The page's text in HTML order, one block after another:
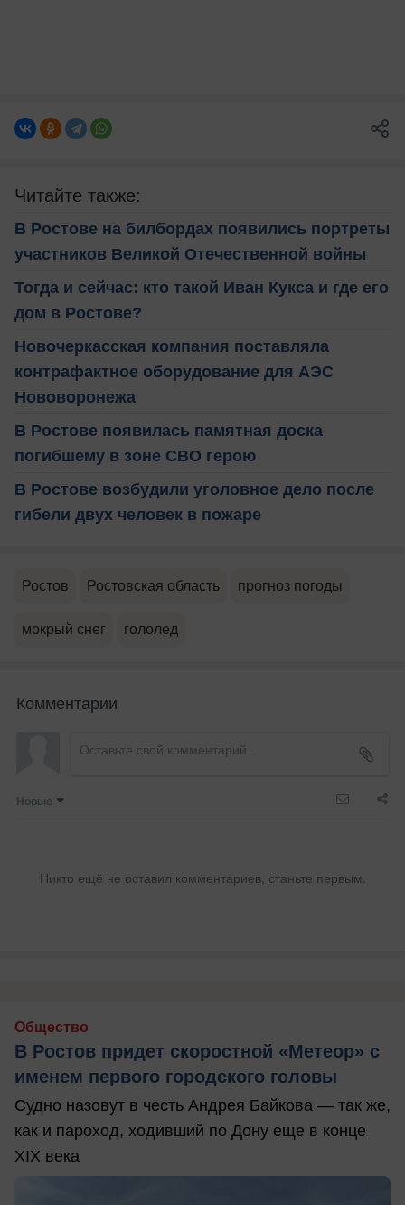
Читайте также:
В Ростове на билбордах появились портреты
участников Великой Отечественной войны
Тогда и сейчас: кто такой Иван Кукса и где его
дом в Ростове?
Новочеркасская компания поставляла
контрафактное оборудование для АЭС
Нововоронежа
В Ростове появилась памятная доска
погибшему в зоне СВО герою
В Ростове возбудили уголовное дело после
гибели двух человек в пожаре
Ростов Ростовская область прогноз погоды
мокрый снег гололед
Комментарии
Новые
Никто ещё не оставил комментариев, станьте первым.
Общество
В Ростов придет скоростной «Метеор» с
именем первого городского головы
Судно назовут в честь Андрея Байкова — так же,
как и пароход, ходивший по Дону еще в конце
XIX века